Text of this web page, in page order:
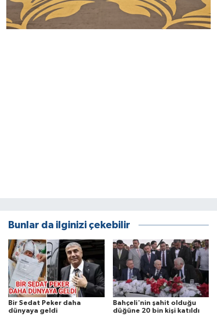
Bunlar da ilginizi çekebilir
Bir Sedat Peker daha
dünyaya geldi
Bahçeli'nin şahit olduğu
düğüne 20 bin kişi katıldı